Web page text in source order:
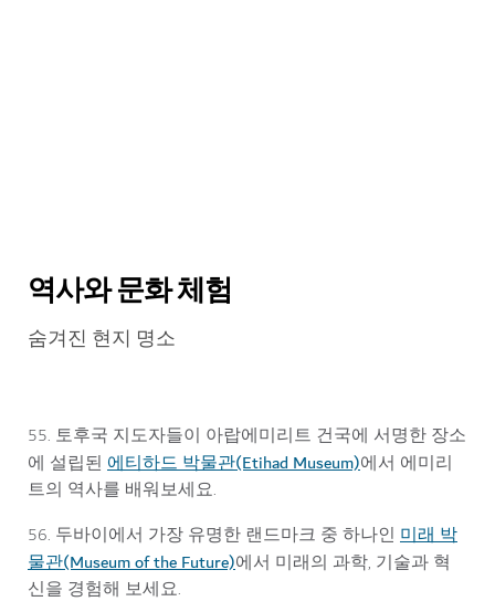
역사와 문화 체험
숨겨진 현지 명소
55. 토후국 지도자들이 아랍에미리트 건국에 서명한 장소
에 설립된 에티하드 박물관(Etihad Museum)에서 에미리
트의 역사를 배워보세요.
56. 두바이에서 가장 유명한 랜드마크 중 하나인 미래 박
물관(Museum of the Future)에서 미래의 과학, 기술과 혁
신을 경험해 보세요.